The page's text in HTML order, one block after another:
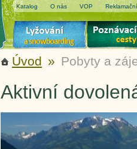
Katalog O nás VOP
Úvod » Pobyty a
Aktivní